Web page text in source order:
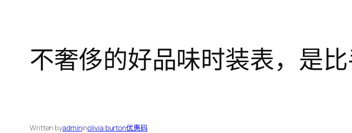
不奢侈的好品味时装表，是
Written byadmininolivia burton优惠码